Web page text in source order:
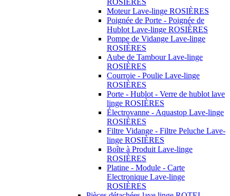
Moteur Lave-linge ROSIÈRES
Poignée de Porte - Poignée de
Hublot Lave-linge ROSIÈRES
Pompe de Vidange Lave-linge
ROSIÈRES
Aube de Tambour Lave-linge
ROSIÈRES
Courroie - Poulie Lave-linge
ROSIÈRES
Porte - Hublot - Verre de hublot lave
linge ROSIÈRES
Électrovanne - Aquastop Lave-linge
ROSIÈRES
Filtre Vidange - Filtre Peluche Lave-
linge ROSIÈRES
Boîte à Produit Lave-linge
ROSIÈRES
Platine - Module - Carte
Electronique Lave-linge
ROSIÈRES